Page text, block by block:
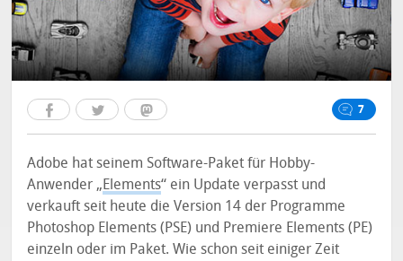
7
Adobe hat seinem Software-Paket für Hobby-
Anwender „Elements“ ein Update verpasst und
verkauft seit heute die Version 14 der Programme
Photoshop Elements (PSE) und Premiere Elements (PE)
einzeln oder im Paket. Wie schon seit einiger Zeit